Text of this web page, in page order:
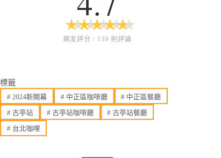
★
★ ★
★ ★
★ ★
★ ★
★
網友評分 / 139 則評論
標籤
#2024新開幕 #中正區咖啡廳 # 中正區餐廳
#古亭站 #古亭站咖啡廳 # 古亭站餐廳
#台北咖哩